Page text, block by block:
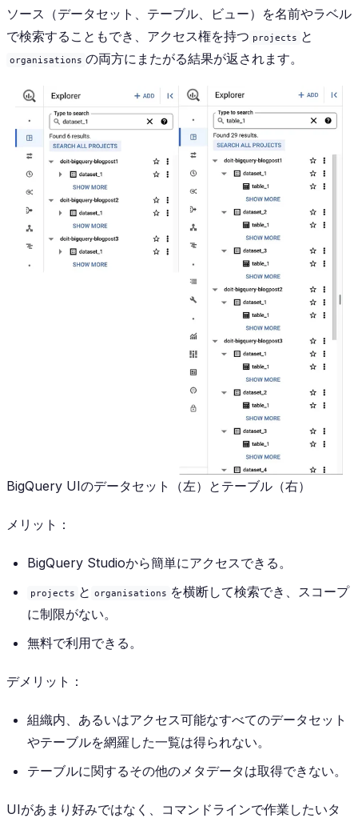
ソース（データセット、テーブル、ビュー）を名前やラベル
で検索することもでき、アクセス権を持つ projects と
organisations の両方にまたがる結果が返されます。
BigQuery UIのデータセット（左）とテーブル（右）
メリット：
BigQuery Studioから簡単にアクセスできる。
projects と organisations を横断して検索でき、スコープ
に制限がない。
無料で利用できる。
デメリット：
組織内、あるいはアクセス可能なすべてのデータセット
やテーブルを網羅した一覧は得られない。
テーブルに関するその他のメタデータは取得できない。
UIがあまり好みではなく、コマンドラインで作業したいタ